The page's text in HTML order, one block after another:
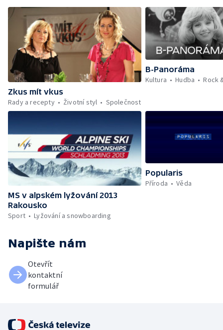
Zkus mít vkus
Rady a recepty
Životní styl Společnost
B-Panoráma
Kultura
Hudba Rock
MS v alpském lyžování 2013
Rakousko
Sport
Lyžování a snowboarding
Popularis
Příroda
Věda
Napište nám
Otevřít
kontaktní
formulář